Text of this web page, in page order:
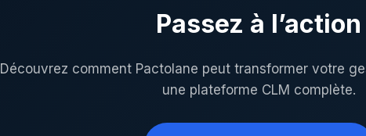
Passez à l’action
Découvrez comment Pactolane peut transformer votre
une plateforme CLM complète.